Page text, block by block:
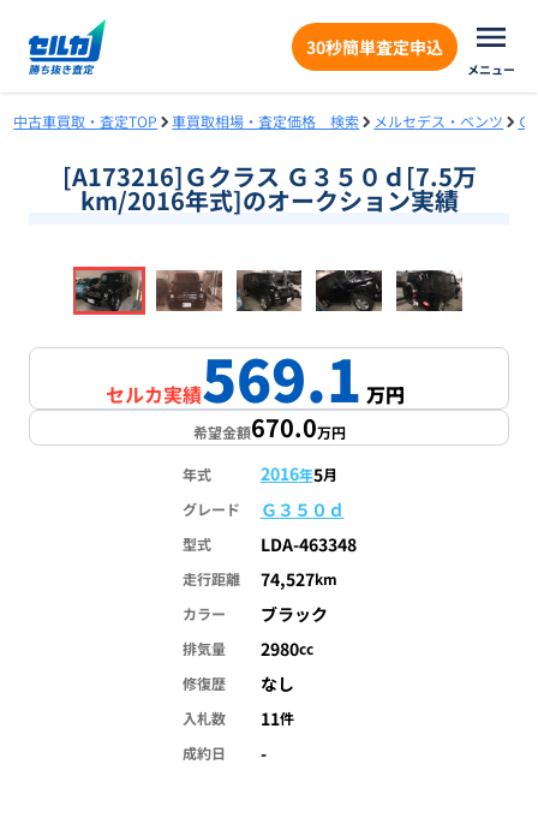
30秒簡単査定申込
メニュー
中古車買取・査定TOP 車買取相場・査定価格 検索 メルセデス・ベンツ Ｇ
[A173216]Ｇクラス Ｇ３５０ｄ[7.5万
km/2016年式]のオークション実績
1/18
セルカ実績569.1万円
希望金額670.0万円
年式 2016年5月
グレード
Ｇ３５０ｄ
型式 LDA-463348
走行距離 74,527km
カラー
ブラック
排気量 2980cc
修復歴
なし
入札数 11件
成約日
-